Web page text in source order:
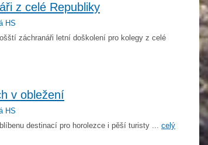
z celé Republiky
HS
záchranáři letní doškolení pro kolegy z celé
v obležení
HS
destinací pro horolezce i pěší turisty ... celý